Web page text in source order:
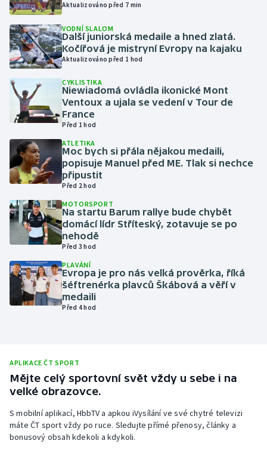
Házená
Jezdectví
Judo
Krasobruslení
Lyže a snowboard
Moderní pětiboj
Motorsport
Olympijské hry
Parasport
Plavání
Ragby
Rychlobruslení
Rychlostní kanoistika
Short track
Aktualizováno před 7 min
VODNÍ SLALOM
Další juniorská medaile a hned zlatá.
Kočířová je mistryní Evropy na kajaku
Aktualizováno před 1 hod
CYKLISTIKA
Niewiadomá ovládla ikonické Mont
Ventoux a ujala se vedení v Tour de
France
Před 1 hod
ATLETIKA
Moc bych si přála nějakou medaili,
popisuje Manuel před ME. Tlak si nechce
připustit
Před 2 hod
MOTORSPORT
Na startu Barum rallye bude chybět
domácí lídr Stříteský, zotavuje se po
nehodě
Před 3 hod
PLAVÁNÍ
Evropa je pro nás velká prověrka, říká
šéftrenérka plavců Škábová a věří v
medaili
Před 4 hod
APLIKACE ČT SPORT
Mějte celý sportovní svět vždy u sebe i na
velké obrazovce.
S mobilní aplikací, HbbTV a apkou iVysílání ve své chytré televizi
máte ČT sport vždy po ruce. Sledujte přímé přenosy, články a
bonusový obsah kdekoli a kdykoli.